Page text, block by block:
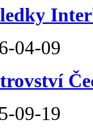
04-09
09-19